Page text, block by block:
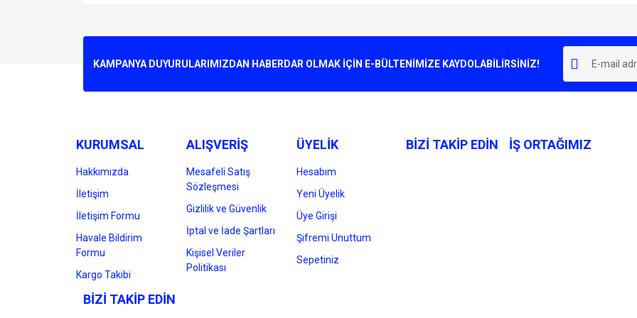
Ürün resmi kalitesiz, bozuk veya görüntülenemiyor.
Bu ürüne benzer farklı alternatifler olmalı.
KAMPANYA DUYURULARIMIZDAN HABERDAR OLMAK İÇİN E-BÜLTENİMİZE KAYDOLABİLİRSİNİZ!
KURUMSAL
Hakkımızda
İletişim
İletişim Formu
Havale Bildirim
Formu
Kargo Takibi
ALIŞVERİŞ
Mesafeli Satış
Sözleşmesi
Gizlilik ve Güvenlik
İptal ve İade Şartları
Kişisel Veriler
Politikası
ÜYELİK
Hesabım
Yeni Üyelik
Üye Girişi
Şifremi Unuttum
Sepetiniz
BİZİ TAKİP EDİN İŞ ORTAĞIMIZ
BİZİ TAKİP EDİN